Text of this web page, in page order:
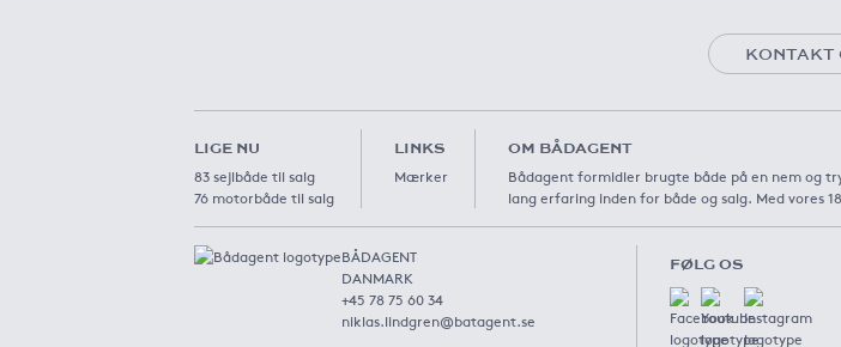
KONTAKT
LIGE NU
83 sejlbåde til salg
76 motorbåde til salg
LINKS
Mærker
OM BÅDAGENT
Bådagent formidler brugte både på en nem og
lang erfaring inden for både og salg. Med
BÅDAGENT
DANMARK
+45 78 75 60 34
niklas.lindgren@batagent.se
FØLG OS